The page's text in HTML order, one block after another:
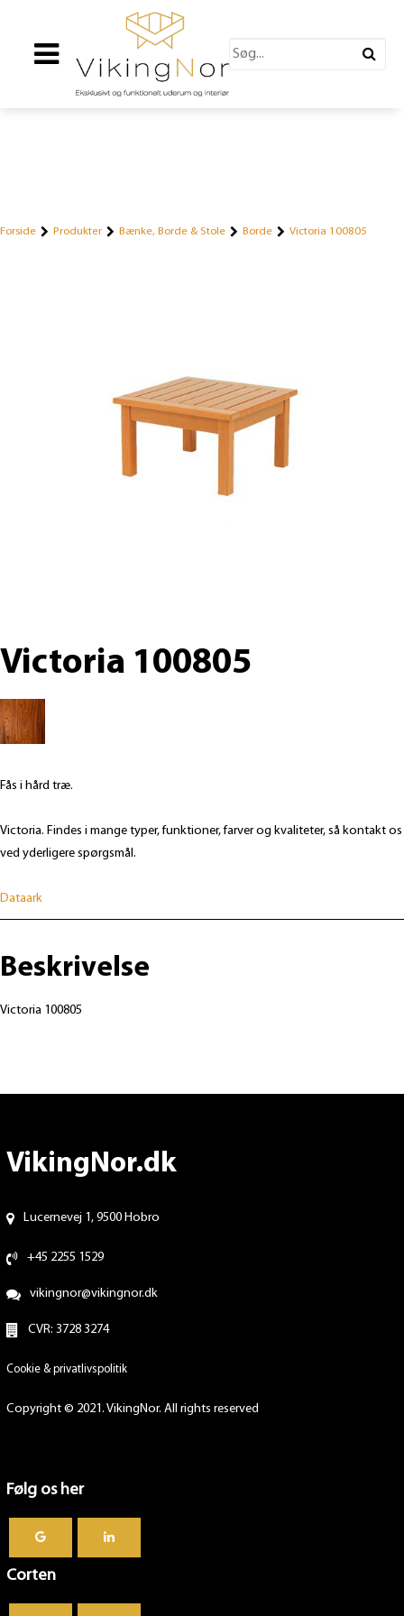
Forside Produkter Bænke, Borde & Stole Borde Victoria 100805
Victoria 100805
Fås i hård træ.
Victoria. Findes i mange typer, funktioner, farver og kvaliteter, så kontakt os
ved yderligere spørgsmål.
Dataark
Beskrivelse
Victoria 100805
VikingNor.dk
Lucernevej 1, 9500 Hobro
+45 2255 1529
vikingnor@vikingnor.dk
CVR: 3728 3274
Cookie & privatlivspolitik
Copyright © 2021. VikingNor. All rights reserved
Følg os her
Corten